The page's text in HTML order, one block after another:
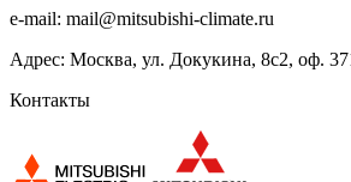
e-mail: mail@mitsubishi-climate.ru
Адрес: Москва, ул. Докукина, 8с2, оф.
Контакты